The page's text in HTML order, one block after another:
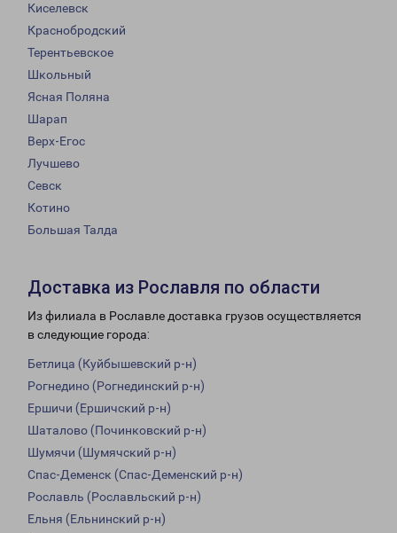
Киселевск
Краснобродский
Терентьевское
Школьный
Ясная Поляна
Шарап
Верх-Егос
Лучшево
Севск
Котино
Большая Талда
Доставка из Рославля по области
Из филиала в Рославле доставка грузов осуществляется
в следующие города:
Бетлица (Куйбышевский р-н)
Рогнедино (Рогнединский р-н)
Ершичи (Ершичский р-н)
Шаталово (Починковский р-н)
Шумячи (Шумячский р-н)
Спас-Деменск (Спас-Деменский р-н)
Рославль (Рославльский р-н)
Ельня (Ельнинский р-н)